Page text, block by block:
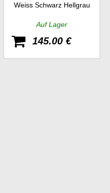
WR
Weiss Schwarz Hellgrau
Auf Lager
145.00 €